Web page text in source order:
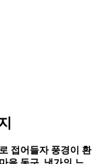
접어들자 풍경이 환